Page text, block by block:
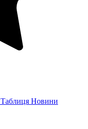
Таблиця Новини